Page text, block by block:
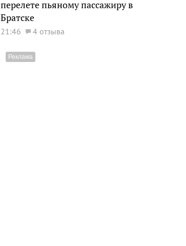
перелете пьяному пассажиру в
Братске
21:46 4 отзыва